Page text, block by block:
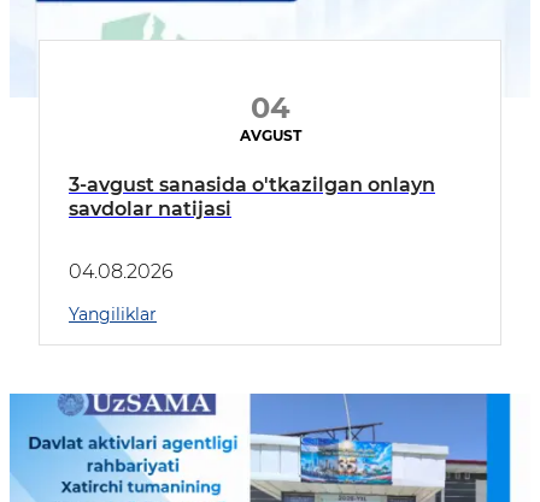
04
AVGUST
3-avgust sanasida o'tkazilgan onlayn
savdolar natijasi
04.08.2026
Yangiliklar